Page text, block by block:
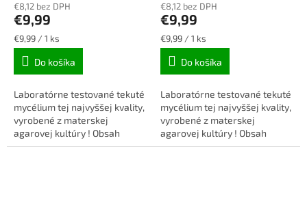
€8,12 bez DPH
€9,99
Jednotková
cena:
€9,99 / 1 ks
Do košíka
Laboratórne testované tekuté
mycélium tej najvyššej kvality,
vyrobené z materskej
agarovej kultúry ! Obsah
balenia: 10ml injekčná
€8,12 bez DPH
€9,99
Jednotková
cena:
€9,99 / 1 ks
Do košíka
Laboratórne testované tekuté
mycélium tej najvyššej kvality,
vyrobené z materskej
agarovej kultúry ! Obsah
balenia: 10ml injekčná